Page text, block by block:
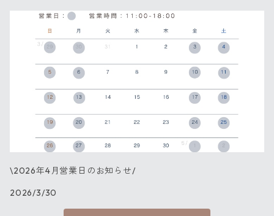
\2026年4月営業日のお知らせ/
2026/3/30